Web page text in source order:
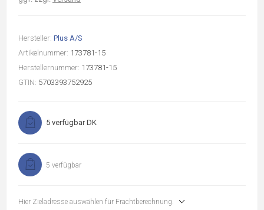
Hersteller: Plus A/S
Artikelnummer: 173781-15
Herstellernummer: 173781-15
GTIN: 5703393752925
5 verfügbar DK
5 verfügbar
Hier Zieladresse auswählen für Frachtberechnung.